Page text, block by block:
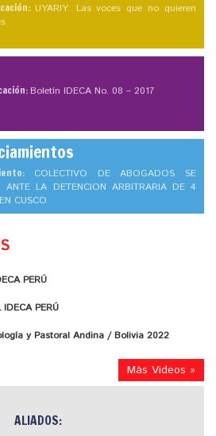
UYARIY: Las voces que no quieren
Boletín IDECA No. 08 – 2017
COLECTIVO DE ABOGADOS SE
ANTE LA DETENCION ARBITRARIA DE 4
CUSCO
PERÚ
PERÚ
y Pastoral Andina / Bolivia 2022
Más Videos »
ALIADOS: